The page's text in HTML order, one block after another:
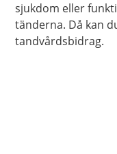
sjukdom eller
tänderna. Då kan
tandvårdsbidrag.